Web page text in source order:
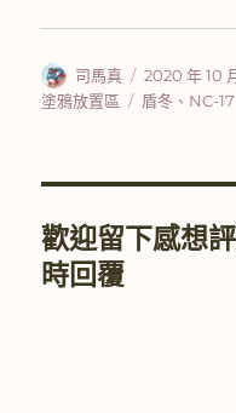
作
者
司馬真
發
佈
2020 年 10
塗鴉放置區
標
盾冬 、 NC-17
歡迎留下感想
時回覆